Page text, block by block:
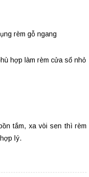
rèm gỗ ngang
hợp làm rèm cửa sổ nhỏ
tắm, xa vòi sen thì rèm
lý.